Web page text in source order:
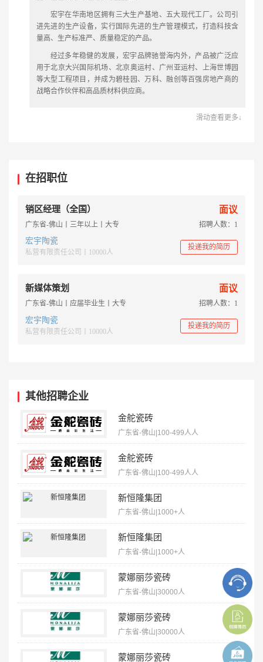
宏宇在华南地区拥有三大生产基地、五大现代工厂。公司引
进先进的生产设备，实行国际先进的生产管理模式，打造科技含
量高、生产标准严、质量稳定的产品。
经过多年稳健的发展，宏宇品牌驰誉海内外，产品被广泛应
用于北京大兴国际机场、北京奥运村、广州亚运村、上海世博园
等大型工程项目，并成为碧桂园、万科、融创等百强房地产商的
战略合作伙伴和高品质材料供应商。
滑动查看更多↓
在招职位
销区经理（全国） 面议
广东省-佛山丨三年以上丨大专 招聘人数：1
宏宇陶瓷
私营有限责任公司丨10000人
投递我的简历
新媒体策划 面议
广东省-佛山丨应届毕业生丨大专 招聘人数：1
宏宇陶瓷
私营有限责任公司丨10000人
投递我的简历
其他招聘企业
金舵瓷砖
广东省-佛山|100-499人人
金舵瓷砖
广东省-佛山|100-499人人
新恒隆集团
广东省-佛山|1000+人
新恒隆集团
广东省-佛山|1000+人
蒙娜丽莎瓷砖
广东省-佛山|30000人
蒙娜丽莎瓷砖
广东省-佛山|30000人
蒙娜丽莎瓷砖